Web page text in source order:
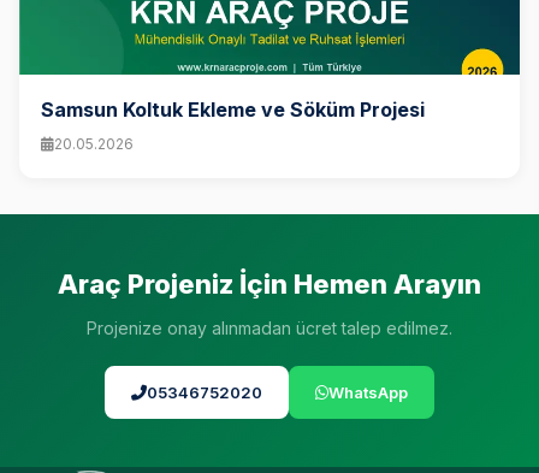
Samsun Koltuk Ekleme ve Söküm Projesi
20.05.2026
Araç Projeniz İçin Hemen Arayın
Projenize onay alınmadan ücret talep edilmez.
05346752020 WhatsApp